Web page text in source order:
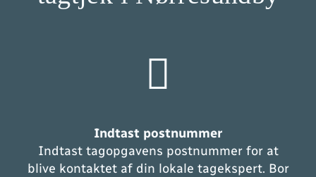
Indtast postnummer
Indtast tagopgavens postnummer for at
blive kontaktet af din lokale tagekspert. Bor